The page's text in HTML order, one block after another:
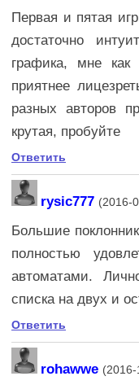
Первая и пятая
достаточно
графика, мне как
приятнее
разных авторов
крутая, пробуйте
Ответить
rysic777 (2016-
Большие
полностью
автоматами.
списка на двух и
Ответить
rohawwe